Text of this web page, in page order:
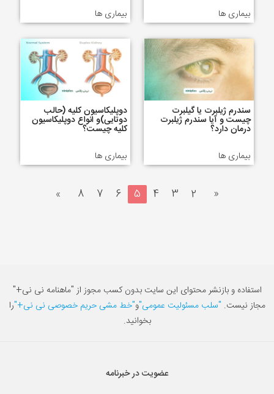
بیماری ها
بیماری ها
سندرم ژیلبرت یا گیلبرت
چیست و آیا سندرم ژیلبرت
درمان دارد؟
بیماری ها
دوپلیکاسیون کلیه (حالب
دوتایی)و انواع دوپلیکاسیون
کلیه چیست؟
بیماری ها
«
2
3
4
5
6
7
8
»
استفاده و بازنشر محتوای این سایت بدون کسب مجوز از "ماهنامه نی نی+"
مجاز نیست. "سلب مسئولیت عمومی"و"خط مشی حریم خصوصی نی نی+"را
بخوانید.
عضویت در خبرنامه